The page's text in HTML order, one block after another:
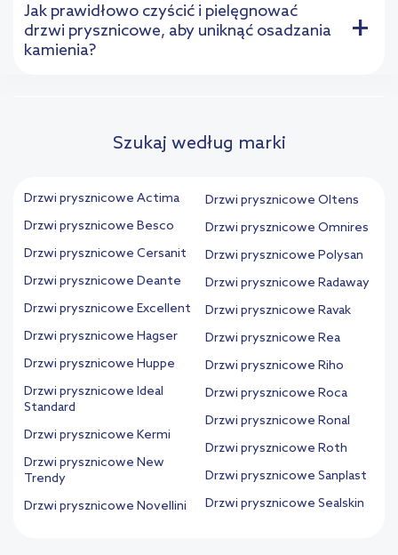
Jak prawidłowo czyścić i pielęgnować
drzwi prysznicowe, aby uniknąć osadzania
kamienia?
+
Szukaj według marki
Drzwi prysznicowe Actima
Drzwi prysznicowe Besco
Drzwi prysznicowe Cersanit
Drzwi prysznicowe Deante
Drzwi prysznicowe Excellent
Drzwi prysznicowe Hagser
Drzwi prysznicowe Huppe
Drzwi prysznicowe Ideal
Standard
Drzwi prysznicowe Kermi
Drzwi prysznicowe New
Trendy
Drzwi prysznicowe Novellini
Drzwi prysznicowe Oltens
Drzwi prysznicowe Omnires
Drzwi prysznicowe Polysan
Drzwi prysznicowe Radaway
Drzwi prysznicowe Ravak
Drzwi prysznicowe Rea
Drzwi prysznicowe Riho
Drzwi prysznicowe Roca
Drzwi prysznicowe Ronal
Drzwi prysznicowe Roth
Drzwi prysznicowe Sanplast
Drzwi prysznicowe Sealskin